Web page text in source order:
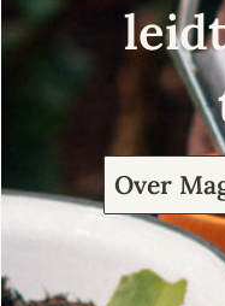
Over